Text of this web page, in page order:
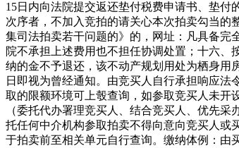
15日内向法院提交返还垫付税费申请书、垫
次序者，不加入竞拍的请关心本次拍卖勾当的
集司法拍卖若干问题的》的，网址：凡具备完
院不承担上述费用也不担任协调处置；十六
纳的金不予退还，该不动产规划用处为栖身用
日即视为曾经通知。由竞买人自行承担响应法
取的限额环境可上彀查询，如参取竞买人未开
（委托代办署理竞买人、结合竞买人、优先
托任何中介机构参取拍卖不得向意向竞买人或
于拍卖前至相关单元自行查询。缴纳体例：由